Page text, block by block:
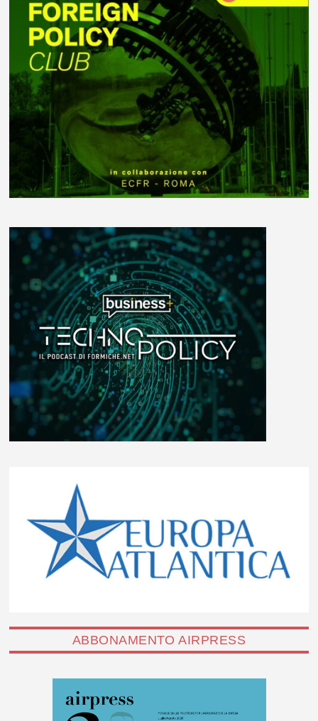
ABBONAMENTO AIRPRESS